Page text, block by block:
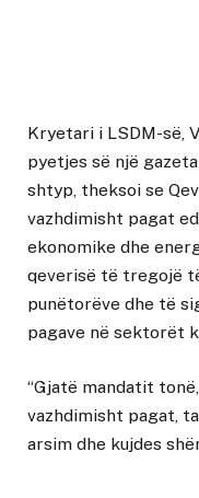
Kryetari i LSDM-së,
pyetjes së një
shtyp, theksoi se
vazhdimisht pagat
ekonomike dhe
qeverisë të tregojë
punëtorëve dhe të
pagave në sektorët
“Gjatë mandatit
vazhdimisht pagat,
arsim dhe kujdes